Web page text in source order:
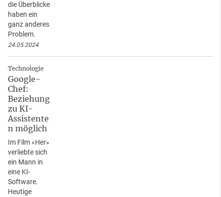
die Überblicke
haben ein
ganz anderes
Problem.
24.05.2024
Technologie
Google-
Chef:
Beziehung
zu KI-
Assistente
n möglich
Im Film «Her»
verliebte sich
ein Mann in
eine KI-
Software.
Heutige